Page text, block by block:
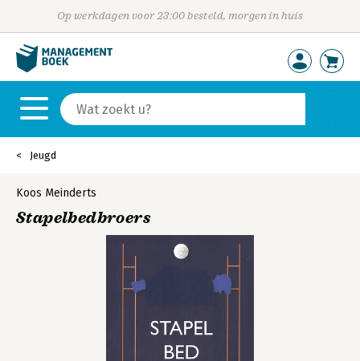
Op werkdagen voor 23:00 besteld, morgen in huis
Jeugd
Koos Meinderts
Stapelbedbroers